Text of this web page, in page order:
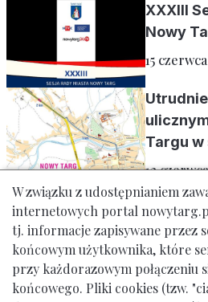
XXXIII
Nowy
15
Targu w
12
1 2 3 4 5 6 7
Idź do
W związku z udostępnianiem
internetowych portal
tj. informacje zapisywane przez
końcowym użytkownika, które
przy każdorazowym połączeniu
końcowego. Pliki cookies (tzw.